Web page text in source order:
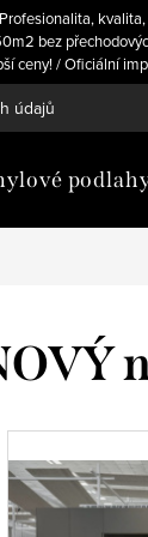
bez
ceny! / Oficiální
údajů